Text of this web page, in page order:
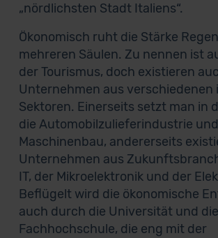
„nördlichsten Stadt Italiens“.
Ökonomisch ruht die Stärke
mehreren Säulen. Zu nennen ist
der Tourismus, doch existieren
Unternehmen aus verschiedenen
Sektoren. Einerseits setzt man in
die Automobilzulieferindustrie
Maschinenbau, andererseits
Unternehmen aus
IT, der Mikroelektronik und der
Beflügelt wird die ökonomische
auch durch die Universität und die
Fachhochschule, die eng mit der